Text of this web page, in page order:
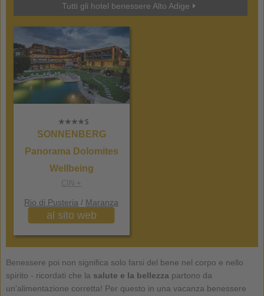
Tutti gli hotel benessere Alto Adige
SONNENBERG
Panorama Dolomites
Wellbeing
CIN +
Rio di Pusteria / Maranza
al sito web
Benessere poi non significa solo farsi del bene nel corpo e nello
spirito - ricordati che la salute e la bellezzapartono da
un'alimentazione corretta! Per questo in una vacanza benessere